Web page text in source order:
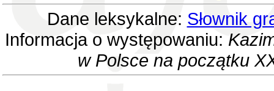
Dane leksykalne: Słownik
Informacja o występowaniu:
w Polsce na początku